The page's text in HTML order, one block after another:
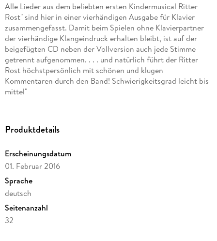
Alle Lieder aus dem beliebten ersten Kindermusical Ritter
Rost" sind hier in einer vierhändigen Ausgabe für Klavier
zusammengefasst. Damit beim Spielen ohne Klavierpartner
der vierhändige Klangeindruck erhalten bleibt, ist auf der
beigefügten CD neben der Vollversion auch jede Stimme
getrennt aufgenommen. . . . und natürlich führt der Ritter
Rost höchstpersönlich mit schönen und klugen
Kommentaren durch den Band! Schwierigkeitsgrad leicht bis
mittel"
Inhaltsverzeichnis
Tief im FabelwesenwaldRitter RostBurgfräulein BöHallo, Herr
HutsAngriffslied von BöSchimpflied des DrachenDer Prinz
von Katalanien
Produktdetails
Erscheinungsdatum
01. Februar 2016
Sprache
deutsch
Seitenanzahl
32